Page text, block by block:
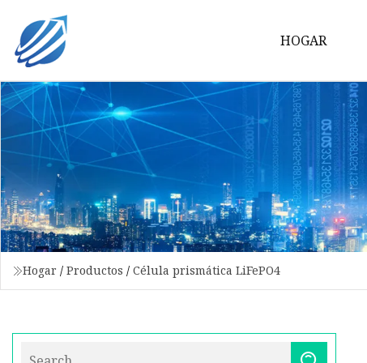
HOGAR
Hogar / Productos / Célula prismática LiFePO4